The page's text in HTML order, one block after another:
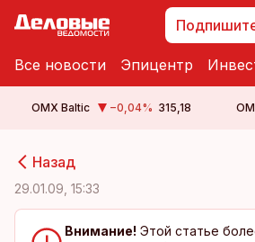
Все новости Эпицентр
OMX Baltic −0,04% 315,18
Назад
29.01.09, 15:33
Внимание! Этой статье